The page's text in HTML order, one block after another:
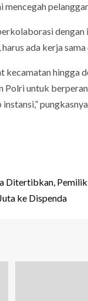
ada kerja
hingga
untuk
Ditertibkan, Pemilik
ke Dispenda